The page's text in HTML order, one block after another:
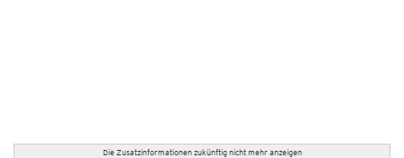
Die Zusatzinformationen zukünftig nicht mehr anzeigen